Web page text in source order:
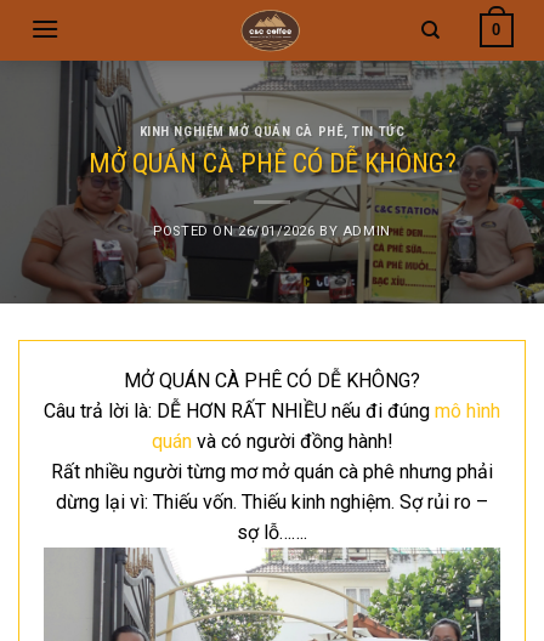
0
KINH NGHIỆM MỞ QUÁN CÀ PHÊ,TIN TỨC
MỞ QUÁN CÀ PHÊ CÓ DỄ KHÔNG?
POSTED ON26/01/2026 BY ADMIN
MỞ QUÁN CÀ PHÊ CÓ DỄ KHÔNG?
Câu trả lời là: DỄ HƠN RẤT NHIỀU nếu đi đúng mô hình
quánvà có người đồng hành!
Rất nhiều người từng mơ mở quán cà phê nhưng phải
dừng lại vì: Thiếu vốn. Thiếu kinh nghiệm. Sợ rủi ro –
sợ lỗ…….